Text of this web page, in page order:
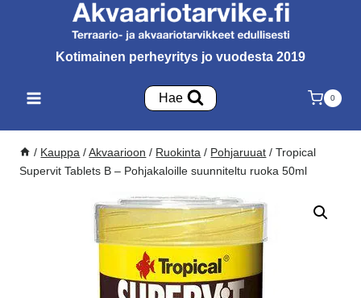
Kotimainen perheyritys jo vuodesta 2019
Hae 0
/ Kauppa / Akvaarioon / Ruokinta / Pohjaruuat / Tropical
Supervit Tablets B – Pohjakaloille suunniteltu ruoka 50ml